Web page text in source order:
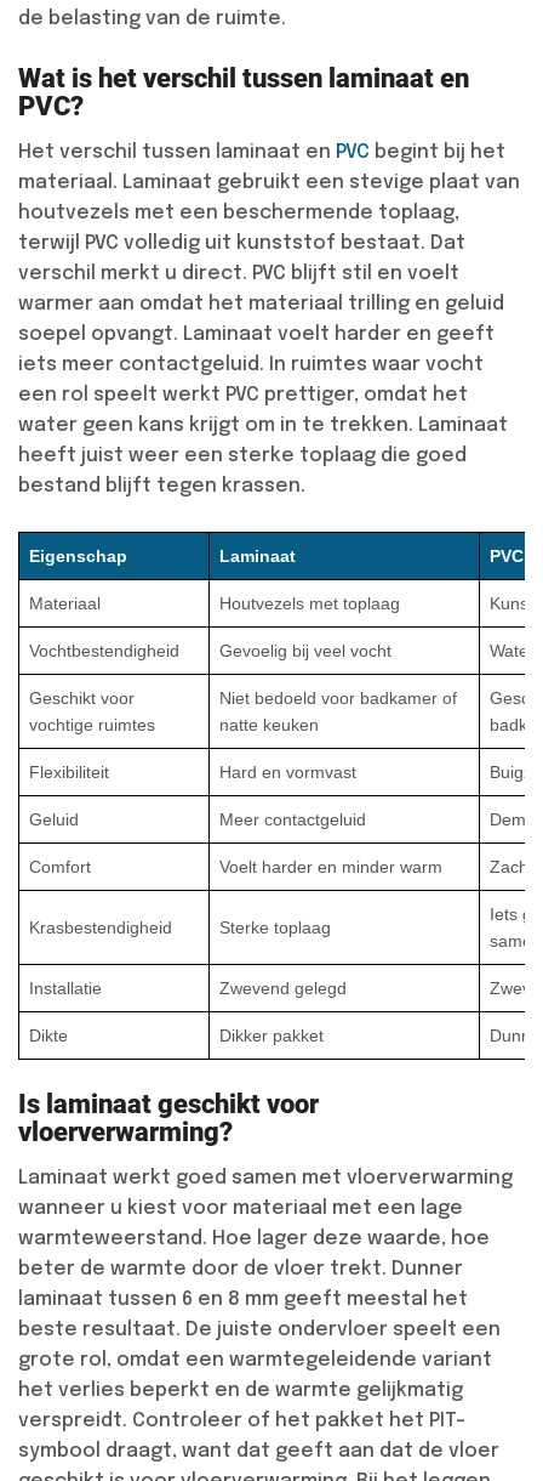
de belasting van de ruimte.
Wat is het verschil tussen laminaat en
PVC?
Het verschil tussen laminaat en PVC begint bij het
materiaal. Laminaat gebruikt een stevige plaat van
houtvezels met een beschermende toplaag,
terwijl PVC volledig uit kunststof bestaat. Dat
verschil merkt u direct. PVC blijft stil en voelt
warmer aan omdat het materiaal trilling en geluid
soepel opvangt. Laminaat voelt harder en geeft
iets meer contactgeluid. In ruimtes waar vocht
een rol speelt werkt PVC prettiger, omdat het
water geen kans krijgt om in te trekken. Laminaat
heeft juist weer een sterke toplaag die goed
bestand blijft tegen krassen.
Eigenschap Laminaat PVC
Materiaal Houtvezels met toplaag
Vochtbestendigheid Gevoelig bij veel vocht
Geschikt voor
vochtige ruimtes
Niet bedoeld voor badkamer of
natte keuken
Flexibiliteit Hard en vormvast
Geluid Meer contactgeluid
Comfort Voelt harder en minder warm
Krasbestendigheid Sterke toplaag
Iets
Installatie Zwevend gelegd
Dikte Dikker pakket
Is laminaat geschikt voor
vloerverwarming?
Laminaat werkt goed samen met vloerverwarming
wanneer u kiest voor materiaal met een lage
warmteweerstand. Hoe lager deze waarde, hoe
beter de warmte door de vloer trekt. Dunner
laminaat tussen 6 en 8 mm geeft meestal het
beste resultaat. De juiste ondervloer speelt een
grote rol, omdat een warmtegeleidende variant
het verlies beperkt en de warmte gelijkmatig
verspreidt. Controleer of het pakket het PIT-
symbool draagt, want dat geeft aan dat de vloer